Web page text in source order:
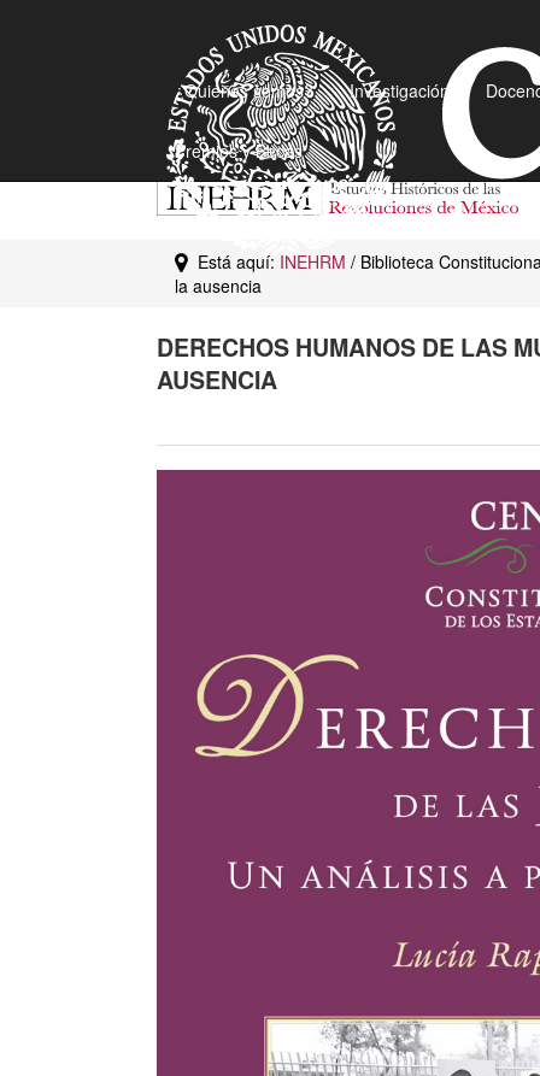
¿Quiénes somos? Investigación
Premios y Becas
Está aquí: INEHRM / Biblioteca
la ausencia
DERECHOS HUMANOS DE LAS
AUSENCIA